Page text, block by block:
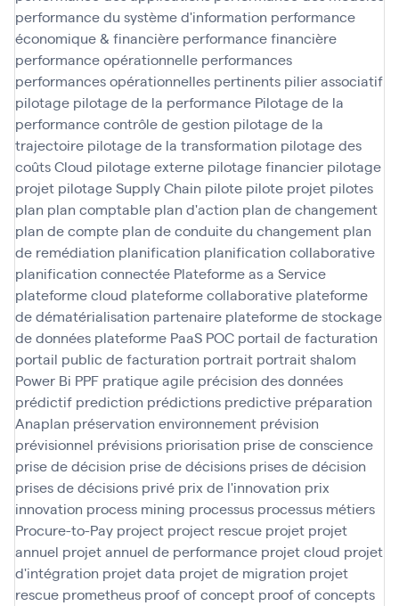
performance du système d'information performance
économique & financière performance financière
performance opérationnelle performances
performances opérationnelles pertinents pilier associatif
pilotage pilotage de la performance Pilotage de la
performance contrôle de gestion pilotage de la
trajectoire pilotage de la transformation pilotage des
coûts Cloud pilotage externe pilotage financier pilotage
projet pilotage Supply Chain pilote pilote projet pilotes
plan plan comptable plan d'action plan de changement
plan de compte plan de conduite du changement plan
de remédiation planification planification collaborative
planification connectée Plateforme as a Service
plateforme cloud plateforme collaborative plateforme
de dématérialisation partenaire plateforme de stockage
de données plateforme PaaS POC portail de facturation
portail public de facturation portrait portrait shalom
Power Bi PPF pratique agile précision des données
prédictif prediction prédictions predictive préparation
Anaplan préservation environnement prévision
prévisionnel prévisions priorisation prise de conscience
prise de décision prise de décisions prises de décision
prises de décisions privé prix de l'innovation prix
innovation process mining processus processus métiers
Procure-to-Pay project project rescue projet projet
annuel projet annuel de performance projet cloud projet
d'intégration projet data projet de migration projet
rescue prometheus proof of concept proof of concepts